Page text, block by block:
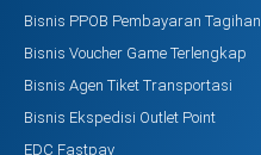
Bisnis PPOB Pembayaran Tagihan
Bisnis Voucher Game Terlengkap
Bisnis Agen Tiket Transportasi
Bisnis Ekspedisi Outlet Point
EDC Fastpay